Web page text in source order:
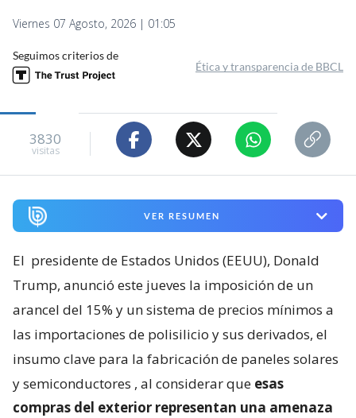
Viernes 07 Agosto, 2026 | 01:05
Seguimos criterios de
Ética y transparencia de BBCL
3830
visitas
VER RESUMEN
El presidente de Estados Unidos (EEUU), Donald
Trump, anunció este jueves la imposición de un
arancel del 15% y un sistema de precios mínimos a
las importaciones de polisilicio y sus derivados, el
insumo clave para la fabricación de paneles solares
y semiconductores , al considerar que esas
compras del exterior representan una amenaza